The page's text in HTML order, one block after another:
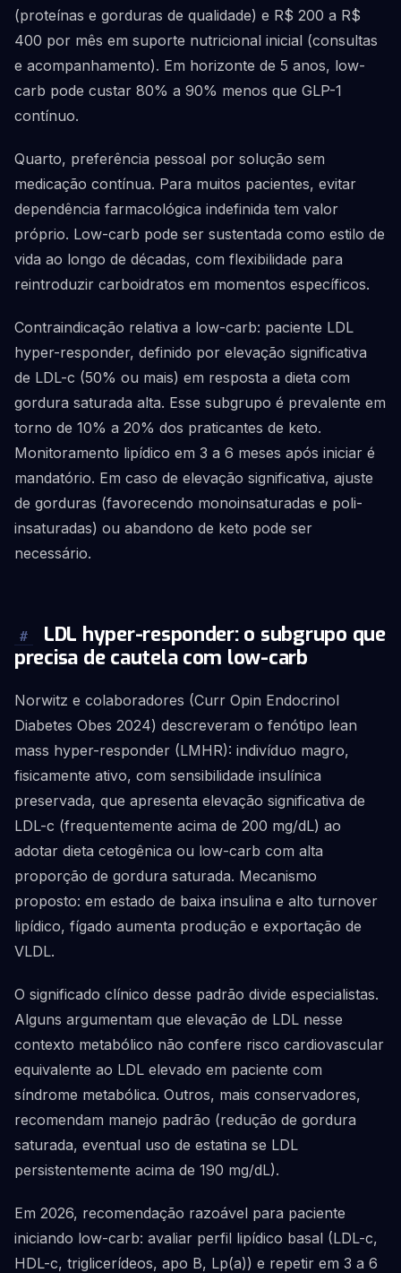
(proteínas e gorduras de qualidade) e R$ 200 a R$
400 por mês em suporte nutricional inicial (consultas
e acompanhamento). Em horizonte de 5 anos, low-
carb pode custar 80% a 90% menos que GLP-1
contínuo.
Quarto, preferência pessoal por solução sem
medicação contínua. Para muitos pacientes, evitar
dependência farmacológica indefinida tem valor
próprio. Low-carb pode ser sustentada como estilo de
vida ao longo de décadas, com flexibilidade para
reintroduzir carboidratos em momentos específicos.
Contraindicação relativa a low-carb: paciente LDL
hyper-responder, definido por elevação significativa
de LDL-c (50% ou mais) em resposta a dieta com
gordura saturada alta. Esse subgrupo é prevalente em
torno de 10% a 20% dos praticantes de keto.
Monitoramento lipídico em 3 a 6 meses após iniciar é
mandatório. Em caso de elevação significativa, ajuste
de gorduras (favorecendo monoinsaturadas e poli-
insaturadas) ou abandono de keto pode ser
necessário.
#
LDL hyper-responder: o subgrupo que
precisa de cautela com low-carb
Norwitz e colaboradores (Curr Opin Endocrinol
Diabetes Obes 2024) descreveram o fenótipo lean
mass hyper-responder (LMHR): indivíduo magro,
fisicamente ativo, com sensibilidade insulínica
preservada, que apresenta elevação significativa de
LDL-c (frequentemente acima de 200 mg/dL) ao
adotar dieta cetogênica ou low-carb com alta
proporção de gordura saturada. Mecanismo
proposto: em estado de baixa insulina e alto turnover
lipídico, fígado aumenta produção e exportação de
VLDL.
O significado clínico desse padrão divide especialistas.
Alguns argumentam que elevação de LDL nesse
contexto metabólico não confere risco cardiovascular
equivalente ao LDL elevado em paciente com
síndrome metabólica. Outros, mais conservadores,
recomendam manejo padrão (redução de gordura
saturada, eventual uso de estatina se LDL
persistentemente acima de 190 mg/dL).
Em 2026, recomendação razoável para paciente
iniciando low-carb: avaliar perfil lipídico basal (LDL-c,
HDL-c, triglicerídeos, apo B, Lp(a)) e repetir em 3 a 6